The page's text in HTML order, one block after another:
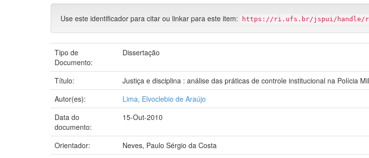
Use este identificador para citar ou linkar para este item: https://ri.ufs.br/jspui/handle/
Tipo de
Documento:
Dissertação
Título:
Justiça e disciplina : análise das práticas de controle institucional na Polícia
Autor(es):
Lima, Elvoclebio de Araújo
Data do
documento:
15-Out-2010
Orientador:
Neves, Paulo Sérgio da Costa